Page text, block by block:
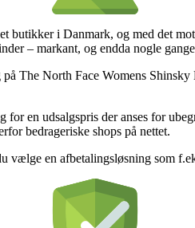
butikker i Danmark, og med det
– markant, og endda nogle
The North Face Womens
en udsalgspris der anses for
bedrageriske shops på nettet.
vælge en afbetalingsløsning som